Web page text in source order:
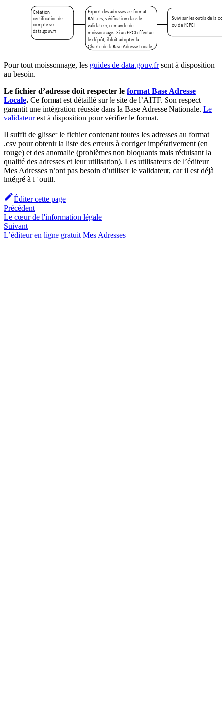
Pour tout moissonnage, les guides de data.gouv.frsont à disposition
au besoin.
Le fichier d’adresse doit respecter le format Base Adresse
Locale. Ce format est détaillé sur le site de l’AITF. Son respect
garantit une intégration réussie dans la Base Adresse Nationale. Le
validateurest à disposition pour vérifier le format.
Il suffit de glisser le fichier contenant toutes les adresses au format
.csv pour obtenir la liste des erreurs à corriger impérativement (en
rouge) et des anomalie (problèmes non bloquants mais réduisant la
qualité des adresses et leur utilisation). Les utilisateurs de l’éditeur
Mes Adresses n’ont pas besoin d’utiliser le validateur, car il est déjà
intégré à l ‘outil.
Éditer cette page
Précédent
Le cœur de l'information légale
Suivant
L’éditeur en ligne gratuit Mes Adresses